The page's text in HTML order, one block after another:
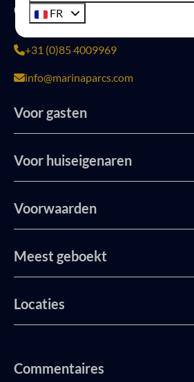
Contact
+31 (0)85 4009969
info@marinaparcs.com
Voor gasten
Voor huiseigenaren
Voorwaarden
Meest geboekt
Locaties
Commentaires
FR